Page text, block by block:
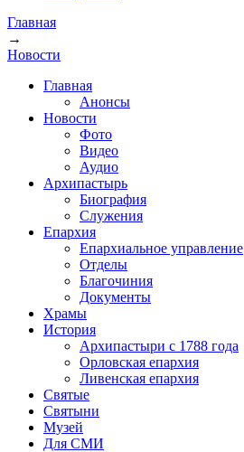
Вы здесь
Главная
→
Новости
Главная
Анонсы
Новости
Фото
Видео
Аудио
Архипастырь
Биография
Служения
Епархия
Епархиальное управление
Отделы
Благочиния
Документы
Храмы
История
Архипастыри с 1788 года
Орловская епархия
Ливенская епархия
Святые
Святыни
Музей
Для СМИ